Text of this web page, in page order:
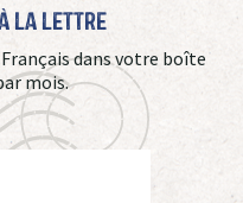
La Lettre
dans votre boîte
mois.